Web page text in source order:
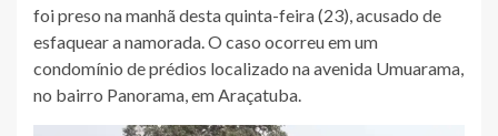
foi preso na manhã desta quinta-feira (23), acusado de
esfaquear a namorada. O caso ocorreu em um
condomínio de prédios localizado na avenida Umuarama,
no bairro Panorama, em Araçatuba.